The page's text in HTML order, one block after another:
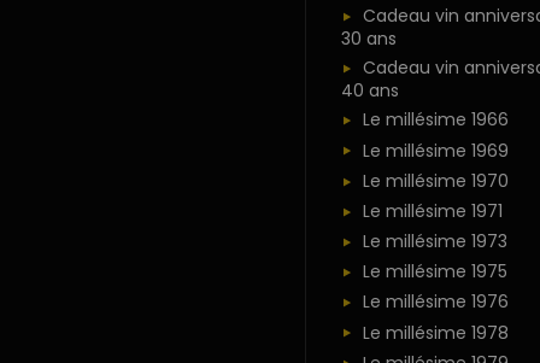
Cadeau vin
30 ans
Cadeau vin
40 ans
Le millésime 1966
Le millésime 1969
Le millésime 1970
Le millésime 1971
Le millésime 1973
Le millésime 1975
Le millésime 1976
Le millésime 1978